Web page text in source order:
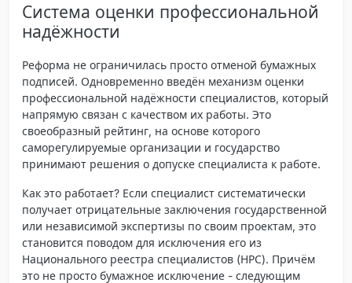
Система оценки профессиональной
надёжности
Реформа не ограничилась просто отменой бумажных
подписей. Одновременно введён механизм оценки
профессиональной надёжности специалистов, который
напрямую связан с качеством их работы. Это
своеобразный рейтинг, на основе которого
саморегулируемые организации и государство
принимают решения о допуске специалиста к работе.
Как это работает? Если специалист систематически
получает отрицательные заключения государственной
или независимой экспертизы по своим проектам, это
становится поводом для исключения его из
Национального реестра специалистов (НРС). Причём
это не просто бумажное исключение - следующим